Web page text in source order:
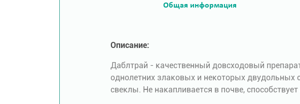
Общая информация
Описание:
Даблтрай - качественный довсходовый
однолетних злаковых и некоторых двудольных
свеклы. Не накапливается в почве,